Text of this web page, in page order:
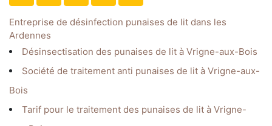
Entreprise de désinfection punaises de lit dans les
Ardennes
Désinsectisation des punaises de lit à Vrigne-aux-Bois
Société de traitement anti punaises de lit à Vrigne-aux-
Bois
Tarif pour le traitement des punaises de lit à Vrigne-